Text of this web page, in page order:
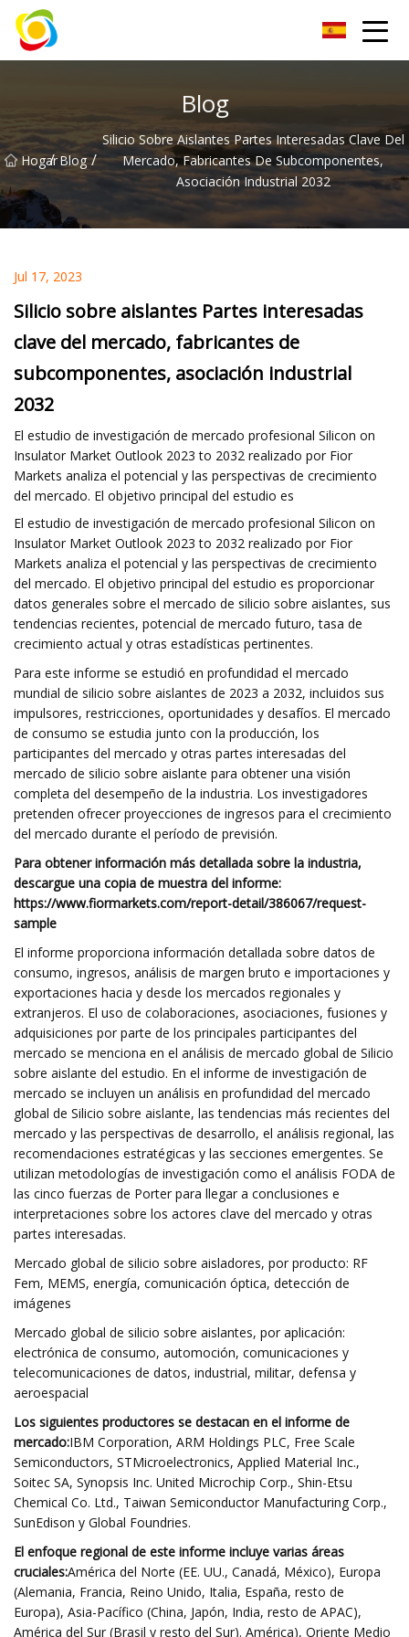
Blog
Hogar
/ Blog /
Silicio Sobre Aislantes Partes Interesadas Clave Del
Mercado, Fabricantes De Subcomponentes,
Asociación Industrial 2032
Jul 17, 2023
Silicio sobre aislantes Partes interesadas
clave del mercado, fabricantes de
subcomponentes, asociación industrial
2032
El estudio de investigación de mercado profesional Silicon on
Insulator Market Outlook 2023 to 2032 realizado por Fior
Markets analiza el potencial y las perspectivas de crecimiento
del mercado. El objetivo principal del estudio es
El estudio de investigación de mercado profesional Silicon on
Insulator Market Outlook 2023 to 2032 realizado por Fior
Markets analiza el potencial y las perspectivas de crecimiento
del mercado. El objetivo principal del estudio es proporcionar
datos generales sobre el mercado de silicio sobre aislantes, sus
tendencias recientes, potencial de mercado futuro, tasa de
crecimiento actual y otras estadísticas pertinentes.
Para este informe se estudió en profundidad el mercado
mundial de silicio sobre aislantes de 2023 a 2032, incluidos sus
impulsores, restricciones, oportunidades y desafíos. El mercado
de consumo se estudia junto con la producción, los
participantes del mercado y otras partes interesadas del
mercado de silicio sobre aislante para obtener una visión
completa del desempeño de la industria. Los investigadores
pretenden ofrecer proyecciones de ingresos para el crecimiento
del mercado durante el período de previsión.
Para obtener información más detallada sobre la industria,
descargue una copia de muestra del informe:
https://www.fiormarkets.com/report-detail/386067/request-
sample
El informe proporciona información detallada sobre datos de
consumo, ingresos, análisis de margen bruto e importaciones y
exportaciones hacia y desde los mercados regionales y
extranjeros. El uso de colaboraciones, asociaciones, fusiones y
adquisiciones por parte de los principales participantes del
mercado se menciona en el análisis de mercado global de Silicio
sobre aislante del estudio. En el informe de investigación de
mercado se incluyen un análisis en profundidad del mercado
global de Silicio sobre aislante, las tendencias más recientes del
mercado y las perspectivas de desarrollo, el análisis regional, las
recomendaciones estratégicas y las secciones emergentes. Se
utilizan metodologías de investigación como el análisis FODA de
las cinco fuerzas de Porter para llegar a conclusiones e
interpretaciones sobre los actores clave del mercado y otras
partes interesadas.
Mercado global de silicio sobre aisladores, por producto: RF
Fem, MEMS, energía, comunicación óptica, detección de
imágenes
Mercado global de silicio sobre aislantes, por aplicación:
electrónica de consumo, automoción, comunicaciones y
telecomunicaciones de datos, industrial, militar, defensa y
aeroespacial
Los siguientes productores se destacan en el informe de
mercado:IBM Corporation, ARM Holdings PLC, Free Scale
Semiconductors, STMicroelectronics, Applied Material Inc.,
Soitec SA, Synopsis Inc. United Microchip Corp., Shin-Etsu
Chemical Co. Ltd., Taiwan Semiconductor Manufacturing Corp.,
SunEdison y Global Foundries.
El enfoque regional de este informe incluye varias áreas
cruciales:América del Norte (EE. UU., Canadá, México), Europa
(Alemania, Francia, Reino Unido, Italia, España, resto de
Europa), Asia-Pacífico (China, Japón, India, resto de APAC),
América del Sur (Brasil y resto del Sur). América), Oriente Medio